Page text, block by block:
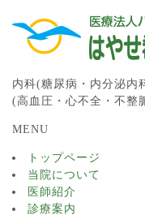
内科(糖尿病・内分泌内
(高血圧・心不全・不整
MENU
トップページ
当院について
医師紹介
診療案内